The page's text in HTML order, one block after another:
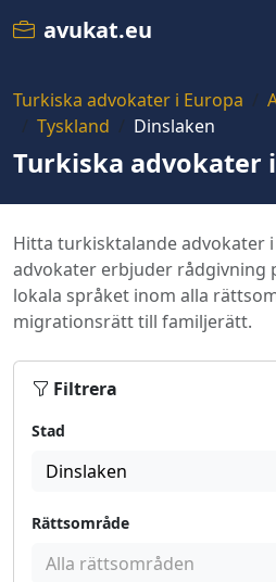
avukat.eu
Turkiska advokater i Europa
Tyskland
Dinslaken
Turkiska advokater
Hitta turkisktalande advokater i
advokater erbjuder rådgivning
lokala språket inom alla
migrationsrätt till familjerätt.
Filtrera
Stad
Dinslaken
Rättsområde
Alla rättsområden